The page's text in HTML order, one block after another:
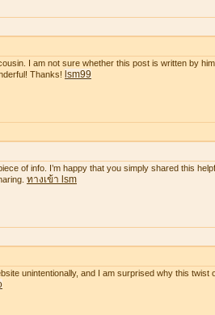
I am not sure whether this post is written by
Thanks! lsm99
of info. I’m happy that you simply shared this
ทางเข้า lsm
unintentionally, and I am surprised why this twist